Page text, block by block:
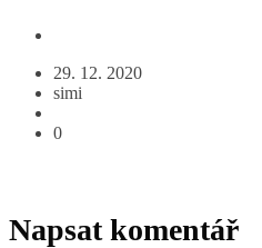
29. 12. 2020
simi
0
Napsat komentář